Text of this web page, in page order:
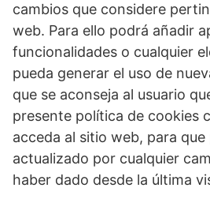
cambios que considere
web. Para ello podrá añadir
funcionalidades o cualquier
pueda generar el uso de
que se aconseja al usuario
presente política de cookies
acceda al sitio web, para
actualizado por cualquier
haber dado desde la última